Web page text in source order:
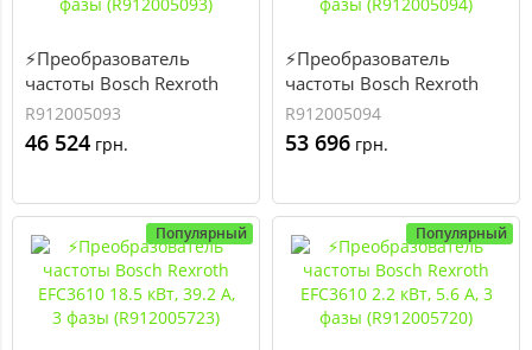
⚡Преобразователь
частоты Bosch Rexroth
EFC3610 11 кВт, 24.3 А, 3
фазы (R912005093)
R912005093
46 524 грн.
⚡Преобразователь
частоты Bosch Rexroth
EFC3610 15 кВт, 32.4 А, 3
фазы (R912005094)
R912005094
53 696 грн.
Популярный Популярный